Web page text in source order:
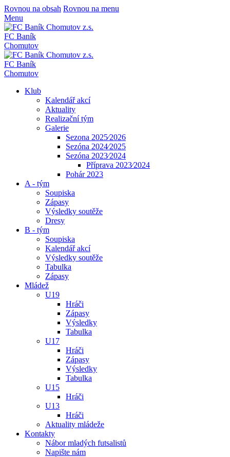
Rovnou na obsah Rovnou na menu
Menu
FC Baník
Chomutov
FC Baník
Chomutov
Klub
Kalendář akcí
Aktuality
Realizační tým
Galerie
Sezona 2025⁄2026
Sezóna 2024⁄2025
Sezóna 2023⁄2024
Příprava 2023⁄2024
Pohár 2023
A - tým
Soupiska
Zápasy
Výsledky soutěže
Dresy
B - tým
Soupiska
Kalendář akcí
Výsledky soutěže
Tabulka
Zápasy
Mládež
U19
Hráči
Zápasy
Výsledky
Tabulka
U17
Hráči
Zápasy
Výsledky
Tabulka
U15
Hráči
U13
Hráči
Aktuality mládeže
Kontakty
Nábor mladých futsalistů
Napište nám